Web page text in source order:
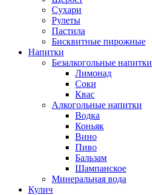
Сухари
Рулеты
Пастила
Бисквитные пирожные
Напитки
Безалкогольные напитки
Лимонад
Соки
Квас
Алкогольные напитки
Водка
Коньяк
Вино
Пиво
Бальзам
Шампанское
Минеральная вода
Кулич